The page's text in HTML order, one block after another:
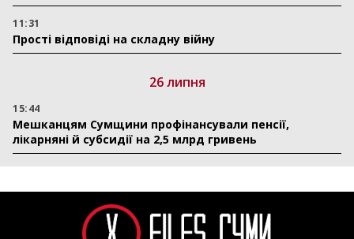
11:31
Прості відповіді на складну війну
26 липня
15:44
Мешканцям Сумщини профінансували пенсії,
лікарняні й субсидії на 2,5 млрд гривень